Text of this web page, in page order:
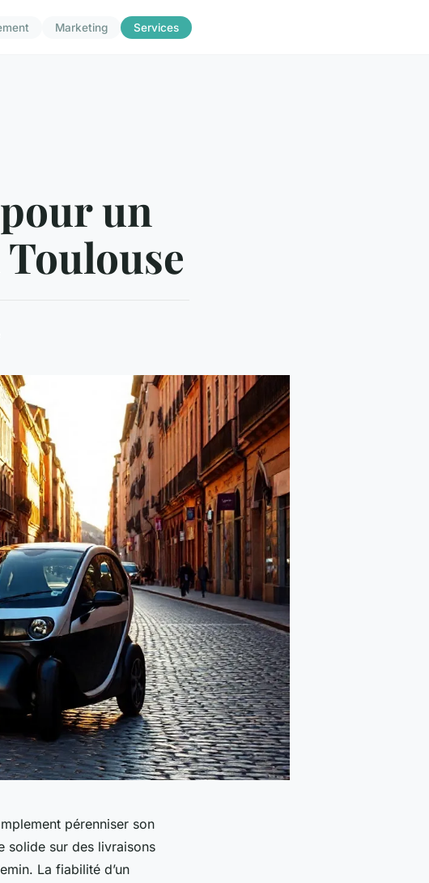
Marketing Services
un
pérenniser son
solide sur des livraisons
La fiabilité d’un